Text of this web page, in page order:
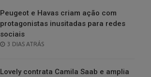
Peugeot e Havas criam ação com
protagonistas inusitadas para redes
sociais
POSTED
3 DIAS ATRÁS
Lovely contrata Camila Saab e amplia